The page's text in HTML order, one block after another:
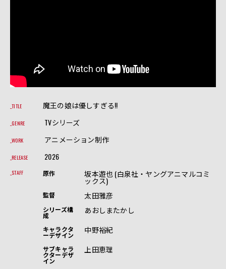
TITLE 魔王の娘は優しすぎる!!
GENRE TVシリーズ
WORK アニメーション制作
RELEASE 2026
STAFF 原作 坂本遊也 (白泉社・ヤングアニマルコミ
ックス)
監督 太田雅彦
シリーズ構
成
あおしまたかし
キャラクタ
ーデザイン
中野裕紀
サブキャラ
クターデザ
イン
上田恵理